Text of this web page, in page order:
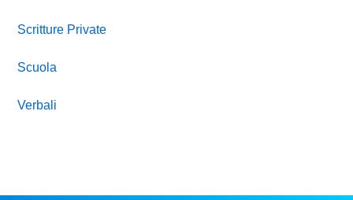
Scritture Private
Scuola
Verbali